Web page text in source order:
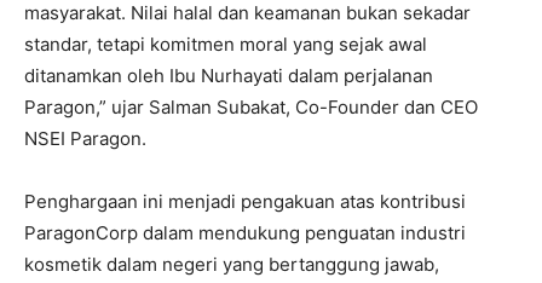
masyarakat. Nilai halal dan keamanan bukan sekadar
standar, tetapi komitmen moral yang sejak awal
ditanamkan oleh Ibu Nurhayati dalam perjalanan
Paragon,” ujar Salman Subakat, Co-Founder dan CEO
NSEI Paragon.
Penghargaan ini menjadi pengakuan atas kontribusi
ParagonCorp dalam mendukung penguatan industri
kosmetik dalam negeri yang bertanggung jawab,